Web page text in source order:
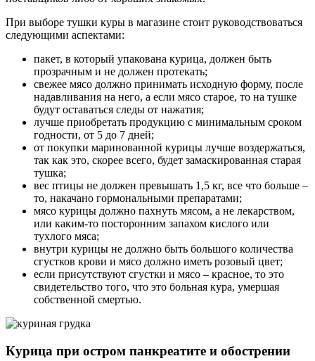
При выборе тушки куры в магазине стоит руководствоваться
следующими аспектами:
пакет, в который упакована курица, должен быть
прозрачным и не должен протекать;
свежее мясо должно принимать исходную форму, после
надавливания на него, а если мясо старое, то на тушке
будут оставаться следы от нажатия;
лучше приобретать продукцию с минимальным сроком
годности, от 5 до 7 дней;
от покупки маринованной курицы лучше воздержаться,
так как это, скорее всего, будет замаскированная старая
тушка;
вес птицы не должен превышать 1,5 кг, все что больше –
то, накачано гормональными препаратами;
мясо курицы должно пахнуть мясом, а не лекарством,
или каким-то посторонним запахом кислого или
тухлого мяса;
внутри курицы не должно быть большого количества
сгустков крови и мясо должно иметь розовый цвет;
если присутствуют сгустки и мясо – красное, то это
свидетельство того, что это больная кура, умершая
собственной смертью.
Курица при остром панкреатите и обострении